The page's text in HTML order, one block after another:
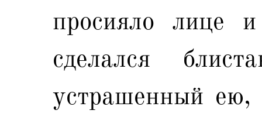
просияло лице
сделался
устрашенный